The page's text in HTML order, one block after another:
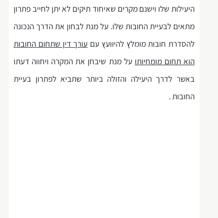
היעילות שלו וישנם מקרים שאיחוד תיקים לא יתן לחייב פתרון
מתאים לבעיית החובות שלו. על מנת לבחון את הדרך הנכונה
להסדרת חובות מומלץ להיוועץ עםעורך דין שתחום החובות
הוא תחום מומחיותועל מנת שיבחן את המקרה ויחווה דעתו
באשר לדרך היעילה והזולה ביותר שתביא לפתרון בעיית
החובות .